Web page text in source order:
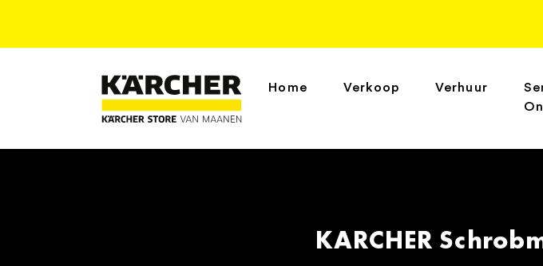
Home Verkoop Verhuur
KARCHER